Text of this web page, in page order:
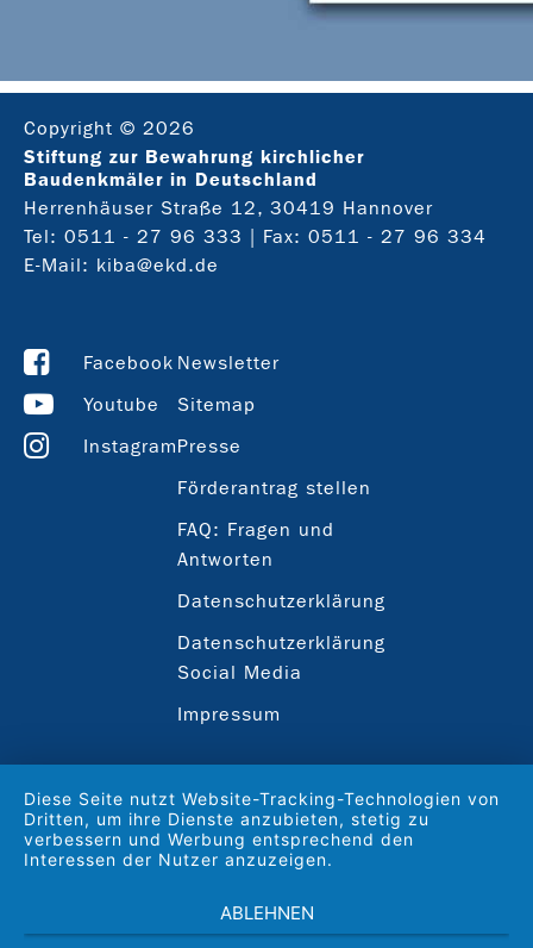
Copyright © 2026
Stiftung zur Bewahrung kirchlicher
Baudenkmäler in Deutschland
Herrenhäuser Straße 12, 30419 Hannover
Tel: 0511 - 27 96 333
| Fax: 0511 - 27 96 334
E-Mail: kiba@ekd.de
Facebook
Youtube
Instagram
Newsletter
Sitemap
Presse
Förderantrag stellen
FAQ: Fragen und
Antworten
Datenschutzerklärung
Datenschutzerklärung
Social Media
Impressum
Diese Seite nutzt Website-Tracking-Technologien von
Dritten, um ihre Dienste anzubieten, stetig zu
verbessern und Werbung entsprechend den
Interessen der Nutzer anzuzeigen.
ABLEHNEN